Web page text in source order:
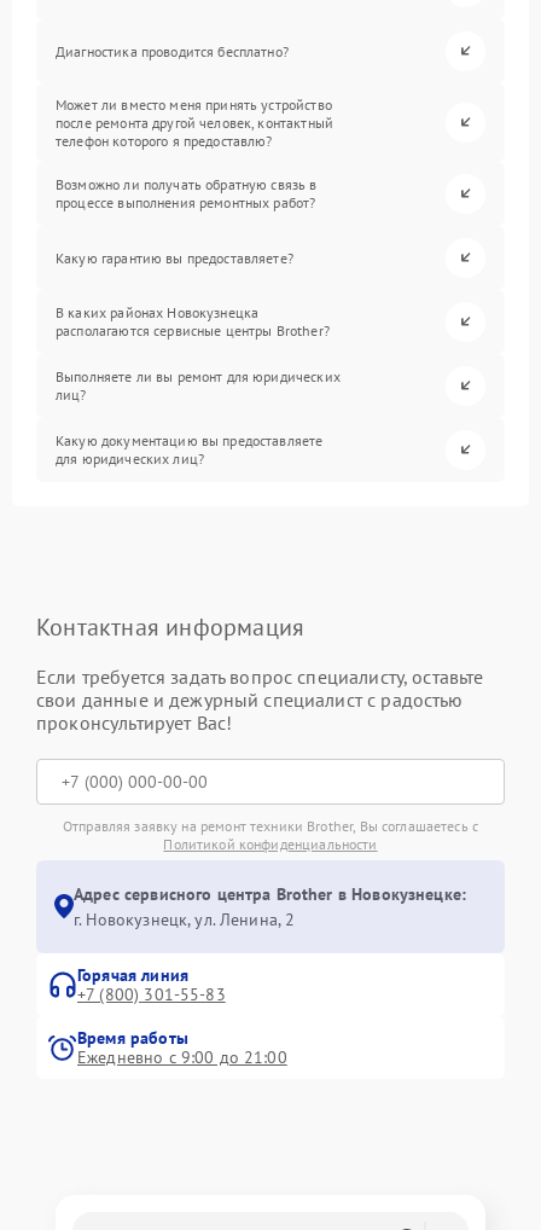
Диагностика проводится бесплатно?
Может ли вместо меня принять устройство
после ремонта другой человек, контактный
телефон которого я предоставлю?
Возможно ли получать обратную связь в
процессе выполнения ремонтных работ?
Какую гарантию вы предоставляете?
В каких районах Новокузнецка
располагаются сервисные центры Brother?
Выполняете ли вы ремонт для юридических
лиц?
Какую документацию вы предоставляете
для юридических лиц?
Контактная информация
Если требуется задать вопрос специалисту, оставьте
свои данные и дежурный специалист с радостью
проконсультирует Вас!
Отправляя заявку на ремонт техники Brother, Вы соглашаетесь с
Политикой конфиденциальности
Адрес сервисного центра Brother в Новокузнецке:
г. Новокузнецк, ул. Ленина, 2
Горячая линия
+7 (800) 301-55-83
Время работы
Ежедневно с 9:00 до 21:00